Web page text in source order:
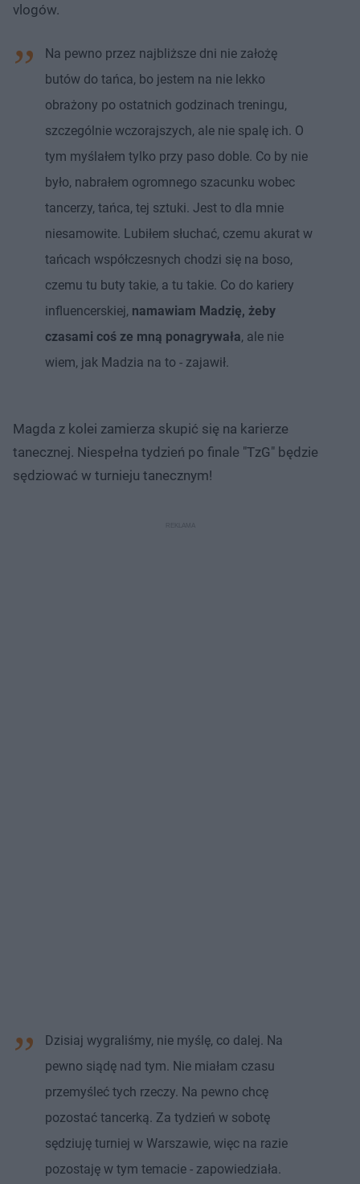
vlogów.
Na pewno przez najbliższe dni nie założę
butów do tańca, bo jestem na nie lekko
obrażony po ostatnich godzinach treningu,
szczególnie wczorajszych, ale nie spalę ich. O
tym myślałem tylko przy paso doble. Co by nie
było, nabrałem ogromnego szacunku wobec
tancerzy, tańca, tej sztuki. Jest to dla mnie
niesamowite. Lubiłem słuchać, czemu akurat w
tańcach współczesnych chodzi się na boso,
czemu tu buty takie, a tu takie. Co do kariery
influencerskiej, namawiam Madzię, żeby
czasami coś ze mną ponagrywała, ale nie
wiem, jak Madzia na to - zajawił.
Magda z kolei zamierza skupić się na karierze
tanecznej. Niespełna tydzień po finale "TzG" będzie
sędziować w turnieju tanecznym!
Dzisiaj wygraliśmy, nie myślę, co dalej. Na
pewno siądę nad tym. Nie miałam czasu
przemyśleć tych rzeczy. Na pewno chcę
pozostać tancerką. Za tydzień w sobotę
sędziuję turniej w Warszawie, więc na razie
pozostaję w tym temacie - zapowiedziała.